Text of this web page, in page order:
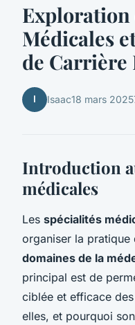
Exploration
Médicales
de Carrière
I Isaac18 mars 2025
Introduction
médicales
Les spécialités
organiser la pratique
domaines de la
principal est de
ciblée et efficace
elles, et pourquoi